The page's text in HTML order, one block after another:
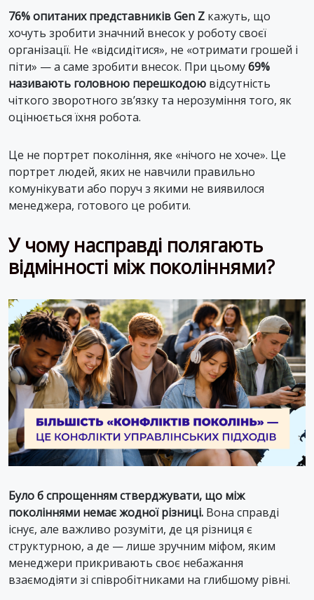
76% опитаних представників Gen Z кажуть, що
хочуть зробити значний внесок у роботу своєї
організації. Не «відсидітися», не «отримати грошей і
піти» — а саме зробити внесок. При цьому69%
називають головною перешкодою відсутність
чіткого зворотного зв’язку та нерозуміння того, як
оцінюється їхня робота.
Це не портрет покоління, яке «нічого не хоче». Це
портрет людей, яких не навчили правильно
комунікувати або поруч з якими не виявилося
менеджера, готового це робити.
У чому насправді полягають
відмінності між поколіннями?
Було б спрощенням стверджувати, що між
поколіннями немає жодної різниці. Вона справді
існує, але важливо розуміти, де ця різниця є
структурною, а де — лише зручним міфом, яким
менеджери прикривають своє небажання
взаємодіяти зі співробітниками на глибшому рівні.